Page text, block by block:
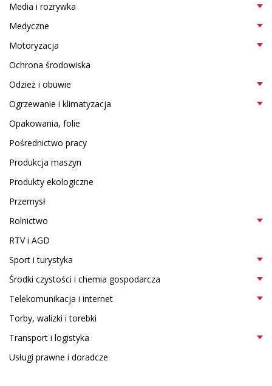
Media i rozrywka
Medyczne
Motoryzacja
Ochrona środowiska
Odzież i obuwie
Ogrzewanie i klimatyzacja
Opakowania, folie
Pośrednictwo pracy
Produkcja maszyn
Produkty ekologiczne
Przemysł
Rolnictwo
RTV i AGD
Sport i turystyka
Środki czystości i chemia gospodarcza
Telekomunikacja i internet
Torby, walizki i torebki
Transport i logistyka
Usługi prawne i doradcze